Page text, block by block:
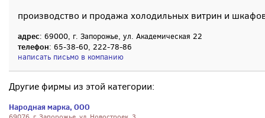
производство и продажа холодильных витрин и
адрес: 69000, г. Запорожье, ул. Академическая 22
телефон: 65-38-60, 222-78-86
написать письмо в компанию
Другие фирмы из этой категории:
Народная марка, ООО